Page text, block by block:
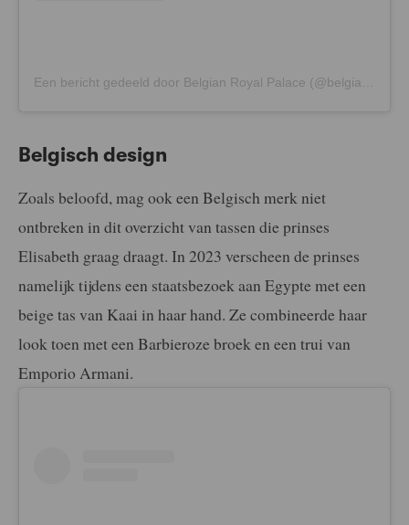
Belgisch design
Zoals beloofd, mag ook een Belgisch merk niet
ontbreken in dit overzicht van tassen die prinses
Elisabeth graag draagt. In 2023 verscheen de prinses
namelijk tijdens een staatsbezoek aan Egypte met een
beige tas van Kaai in haar hand. Ze combineerde haar
look toen met een Barbieroze broek en een trui van
Emporio Armani.